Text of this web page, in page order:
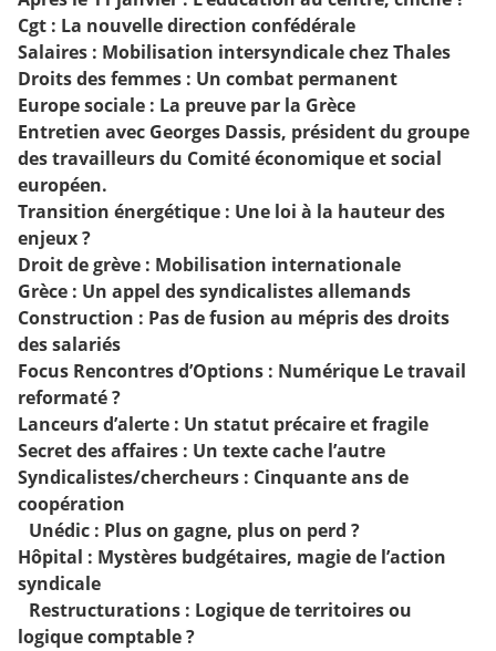
Cgt : La nouvelle direction confédérale
Salaires : Mobilisation intersyndicale chez Thales
Droits des femmes : Un combat permanent
Europe sociale : La preuve par la Grèce
Entretien avec Georges Dassis, président du groupe
des travailleurs du Comité économique et social
européen.
Transition énergétique : Une loi à la hauteur des
enjeux ?
Droit de grève : Mobilisation internationale
Grèce : Un appel des syndicalistes allemands
Construction : Pas de fusion au mépris des droits
des salariés
Focus Rencontres d’Options : Numérique Le travail
reformaté ?
Lanceurs d’alerte : Un statut précaire et fragile
Secret des affaires : Un texte cache l’autre
Syndicalistes/chercheurs : Cinquante ans de
coopération
Unédic : Plus on gagne, plus on perd ?
Hôpital : Mystères budgétaires, magie de l’action
syndicale
Restructurations : Logique de territoires ou
logique comptable ?